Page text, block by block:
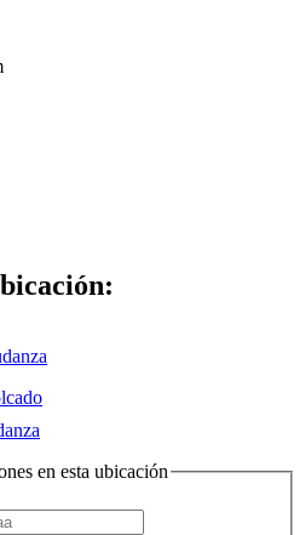
en esta ubicación